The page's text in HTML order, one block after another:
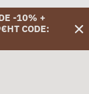
-10% +
CODE: